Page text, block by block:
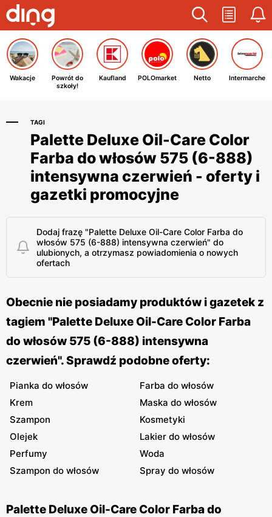
Wakacje
Powrót do
szkoły!
Kaufland POLOmarket Netto Intermarche
TAGI
Palette Deluxe Oil-Care Color
Farba do włosów 575 (6-888)
intensywna czerwień - oferty i
gazetki promocyjne
Dodaj frazę "Palette Deluxe Oil-Care Color Farba do
włosów 575 (6-888) intensywna czerwień" do
ulubionych, a otrzymasz powiadomienia o nowych
ofertach
Obecnie nie posiadamy produktów i gazetek z
tagiem "Palette Deluxe Oil-Care Color Farba
do włosów 575 (6-888) intensywna
czerwień". Sprawdź podobne oferty:
Pianka do włosów
Farba do włosów
Krem
Maska do włosów
Szampon
Kosmetyki
Olejek
Lakier do włosów
Perfumy
Woda
Szampon do włosów
Spray do włosów
Palette Deluxe Oil-Care Color Farba do